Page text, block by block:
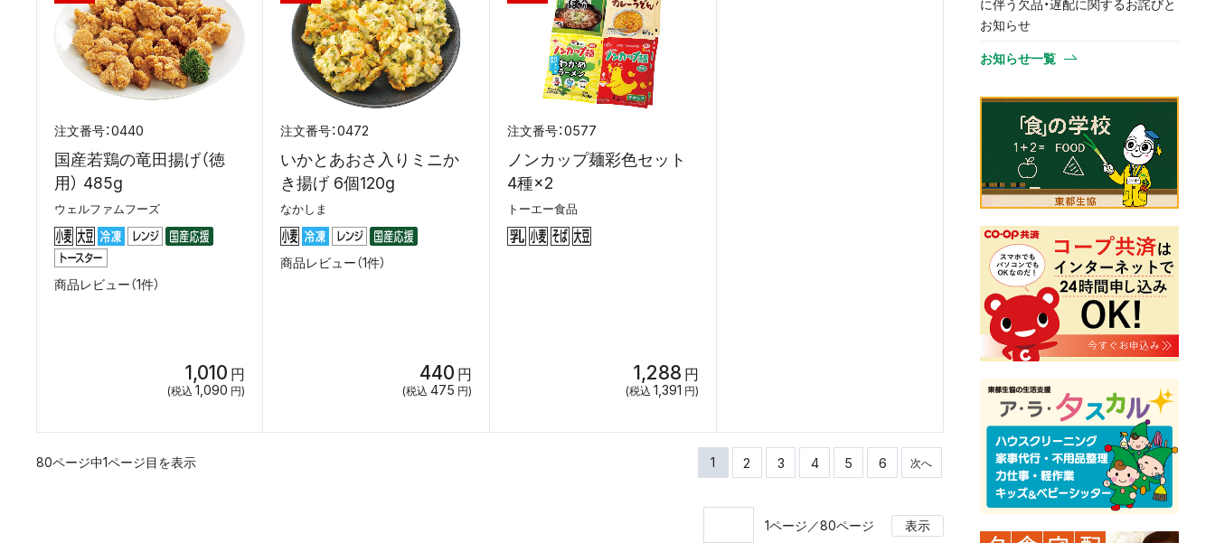
0440
国産若鶏の竜田揚げ（徳
用） 485g
ウェルファムフーズ
商品レビュー（1件）
1,010 円
(税込 1,090 円)
0472
いかとあおさ入りミニか
き揚げ 6個120g
なかしま
商品レビュー（1件）
440 円
(税込 475 円)
0577
ノンカップ麺彩色セット
4種×2
トーエー食品
1,288 円
(税込 1,391 円)
80ページ中1ページ目を表示 1 2 3 4 5 6 次へ
1ページ／80ページ 表示
に伴う欠品・遅配に関するお詫びと
お知らせ
お知らせ一覧